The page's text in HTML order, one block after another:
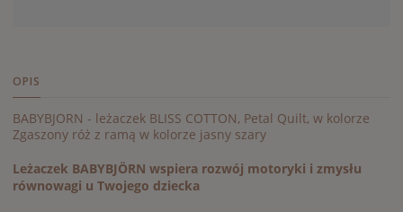
OPIS
BABYBJORN - leżaczek BLISS COTTON, Petal Quilt, w kolorze
Zgaszony róż z ramą w kolorze jasny szary
Leżaczek BABYBJÖRN wspiera rozwój motoryki i zmysłu
równowagi u Twojego dziecka